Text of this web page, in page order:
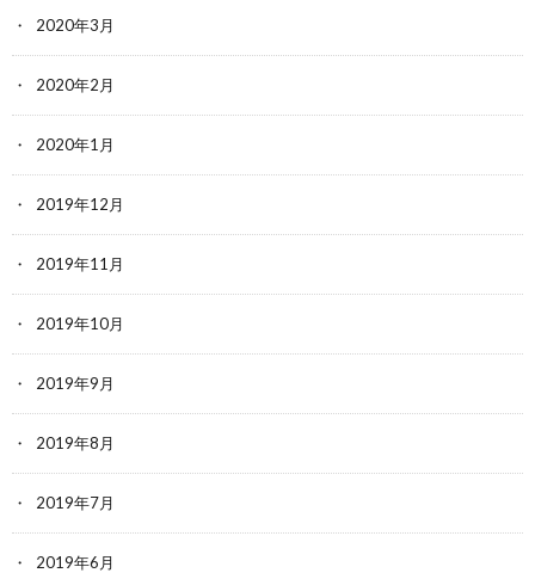
2020年3月
2020年2月
2020年1月
2019年12月
2019年11月
2019年10月
2019年9月
2019年8月
2019年7月
2019年6月